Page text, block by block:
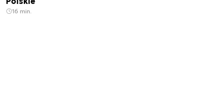
16 min.